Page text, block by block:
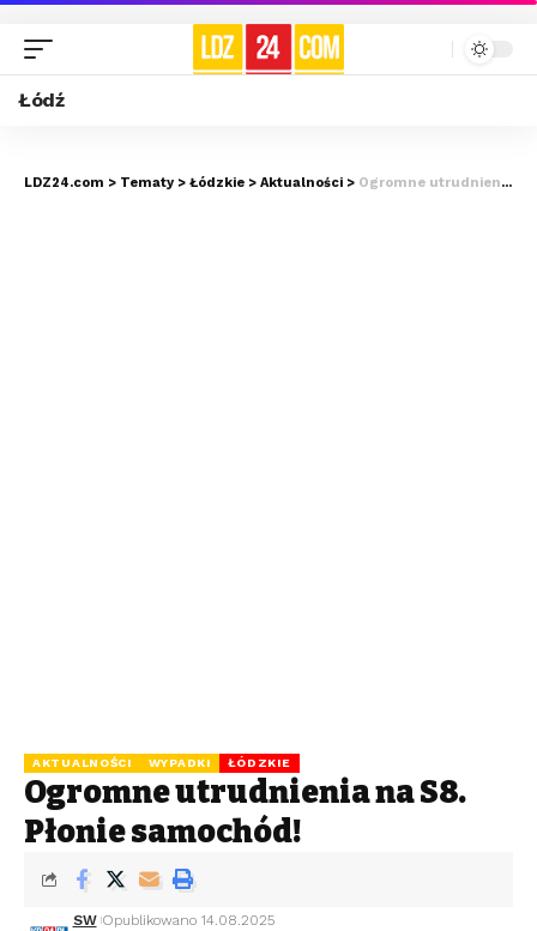
Łódź
LDZ24.com > Tematy > Łódzkie > Aktualności > Ogromne utrudnienia na S8. Płonie samochód!
AKTUALNOŚCI WYPADKI ŁÓDZKIE
Ogromne utrudnienia na S8.
Płonie samochód!
SW Opublikowano 14.08.2025